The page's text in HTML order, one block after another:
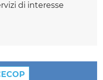
di interesse